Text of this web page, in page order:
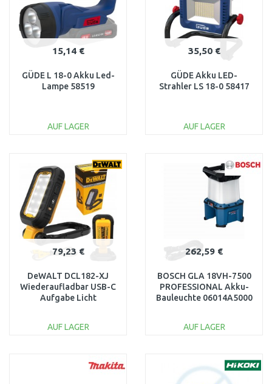
15,14 €
GÜDE L 18-0 Akku Led-
Lampe 58519
AUF LAGER
Vergleichen
35,50 €
GÜDE Akku LED-
Strahler LS 18-0 58417
AUF LAGER
Vergleichen
79,23 €
DeWALT DCL182-XJ
Wiederaufladbar USB-C
Aufgabe Licht
AUF LAGER
262,59 €
BOSCH GLA 18VH-7500
PROFESSIONAL Akku-
Bauleuchte 06014A5000
AUF LAGER
Vergleichen